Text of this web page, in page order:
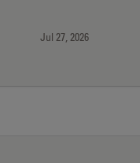
Jul 27, 2026